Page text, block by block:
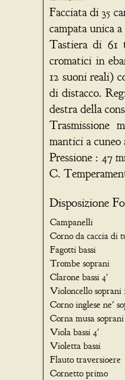
Facciata di 35
campata unica
Tastiera di 61
cromatici in
12 suoni reali)
di distacco.
destra della
Trasmissione
mantici a
Pressione : 47
C.
Disposizione
Campanelli
Corno da caccia
Fagotti bassi
Trombe soprani
Clarone bassi 4'
Violoncello soprani
Corno inglese ne'
Corna musa
Viola bassi 4'
Violetta bassi
Flauto traversioere
Cornetto primo